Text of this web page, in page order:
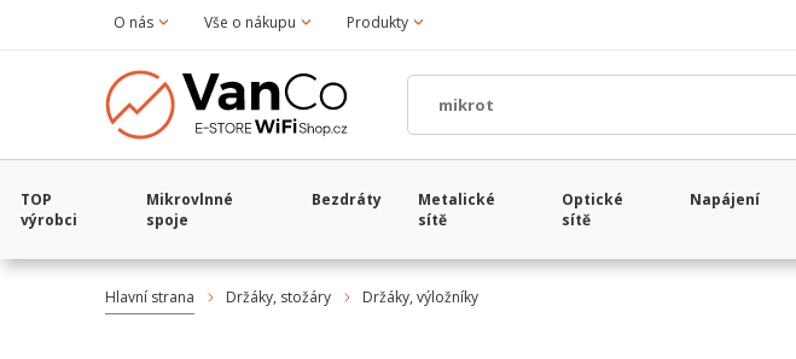
O nás Vše o nákupu Produkty
TOP
výrobci
Mikrovlnné
spoje
Bezdráty
Metalické
sítě
Optické
sítě
Napájení
Hlavní strana Držáky, stožáry Držáky, výložníky